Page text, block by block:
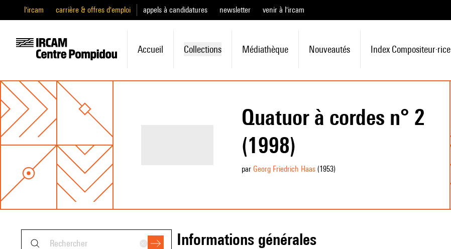
l'ircam carrière & offres d'emploi appels à candidatures newsletter venir à l'ircam
Accueil Collections Médiathèque Nouveautés Index Compositeur·rice
Quatuor à cordes n° 2
(1998)
par Georg Friedrich Haas(1953)
informations générales